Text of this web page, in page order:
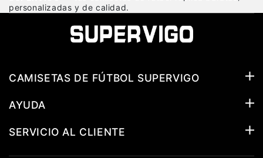
personalizadas y de calidad.
CAMISETAS DE FÚTBOL SUPERVIGO
AYUDA
SERVICIO AL CLIENTE